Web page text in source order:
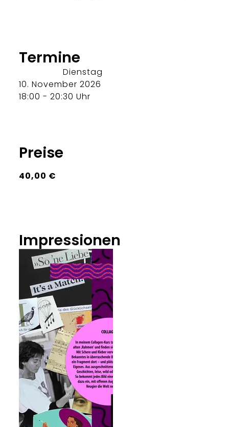
Termine
Dienstag
10. November 2026
18:00 - 20:30 Uhr
Preise
40,00 €
Impressionen